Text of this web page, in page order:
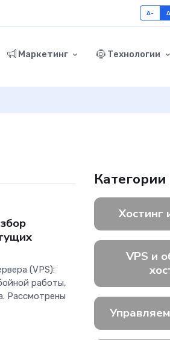
A- A
Маркетинг Технологии
(VPS):
работы,
Рассмотрены
Категории
Хостинг
VPS и